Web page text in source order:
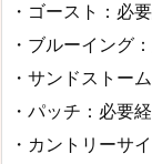
・ゴースト：必
・ブルーイング
・サンドストー
・パッチ：必要
・カントリーサ